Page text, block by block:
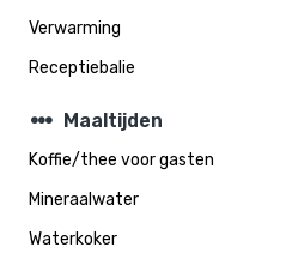
Verwarming
Receptiebalie
steppers Maaltijden
Koffie/thee voor gasten
Mineraalwater
Waterkoker